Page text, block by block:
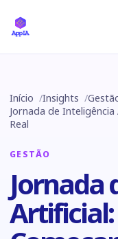
Início Insights
Jornada de
Real
GESTÃO
Jornada